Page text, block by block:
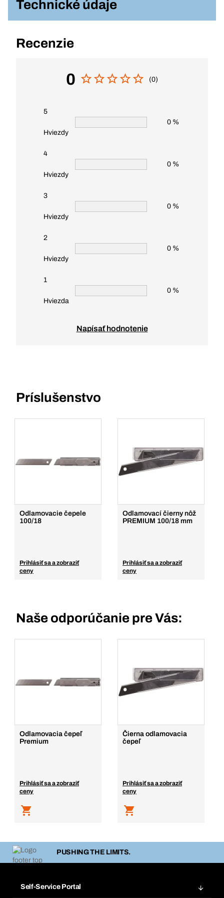
Technické údaje
Recenzie
0 (0)
5
Hviezdy
0 %
4
Hviezdy
0 %
3
Hviezdy
0 %
2
Hviezdy
0 %
1
Hviezda
0 %
Napísať hodnotenie
Príslušenstvo
Odlamovacie čepele
100/18
Prihlásiť sa a zobraziť
ceny
Odlamovací čierny nôž
PREMIUM 100/18 mm
Prihlásiť sa a zobraziť
ceny
Naše odporúčanie pre Vás:
Odlamovacia čepeľ
Premium
Prihlásiť sa a zobraziť
ceny
Čierna odlamovacia
čepeľ
Prihlásiť sa a zobraziť
ceny
PUSHING THE LIMITS.
Self-Service Portal